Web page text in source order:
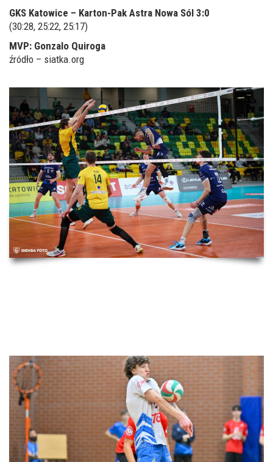
GKS Katowice – Karton-Pak Astra Nowa Sól 3:0
(30:28, 25:22, 25:17)
MVP: Gonzalo Quiroga
źródło – siatka.org